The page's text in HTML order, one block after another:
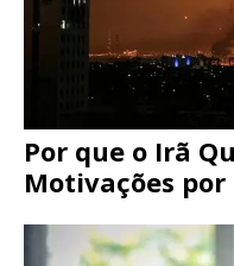
Por que o Irã
Motivações